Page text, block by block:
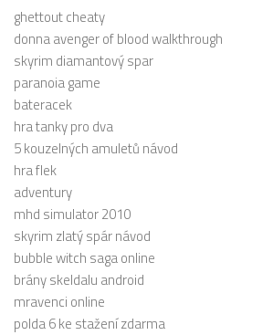
ghettout cheaty
donna avenger of blood walkthrough
skyrim diamantový spar
paranoia game
bateracek
hra tanky pro dva
5 kouzelných amuletů návod
hra flek
adventury
mhd simulator 2010
skyrim zlatý spár návod
bubble witch saga online
brány skeldalu android
mravenci online
polda 6 ke stažení zdarma